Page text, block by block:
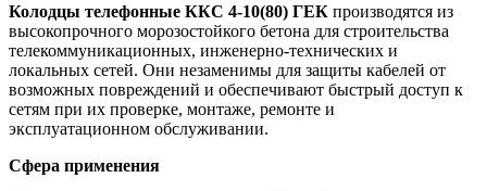
Колодцы телефонные ККС 4-10(80) ГЕК производятся из
высокопрочного морозостойкого бетона для строительства
телекоммуникационных, инженерно-технических и
локальных сетей. Они незаменимы для защиты кабелей от
возможных повреждений и обеспечивают быстрый доступ к
сетям при их проверке, монтаже, ремонте и
эксплуатационном обслуживании.
Сфера применения